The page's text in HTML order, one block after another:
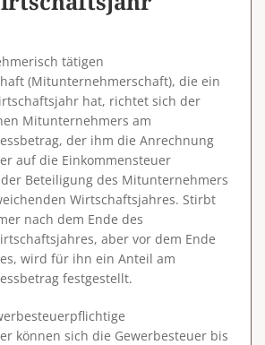
tätigen
(Mitunternehmerschaft), die ein
hat, richtet sich der
Mitunternehmers am
der ihm die Anrechnung
auf die Einkommensteuer
Beteiligung des Mitunternehmers
Wirtschaftsjahres. Stirbt
nach dem Ende des
aber vor dem Ende
wird für ihn ein Anteil am
festgestellt.
können sich die Gewerbesteuer bis